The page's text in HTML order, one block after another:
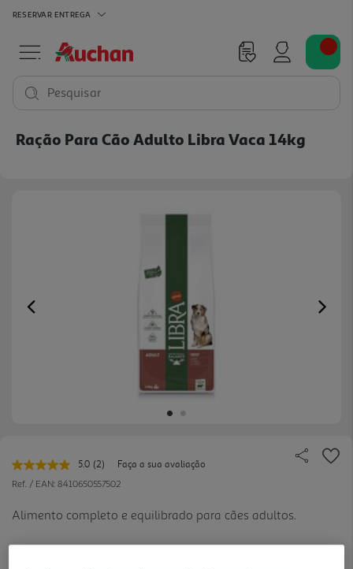
RESERVAR ENTREGA
Pesquisar
Ração Para Cão Adulto Libra Vaca 14kg
Previous
5.0 Leu
2
Link
para
mesma
(2)
Faça a sua avaliação
Ref. / EAN: 8410650557502
Alimento completo e equilibrado para cães adultos.